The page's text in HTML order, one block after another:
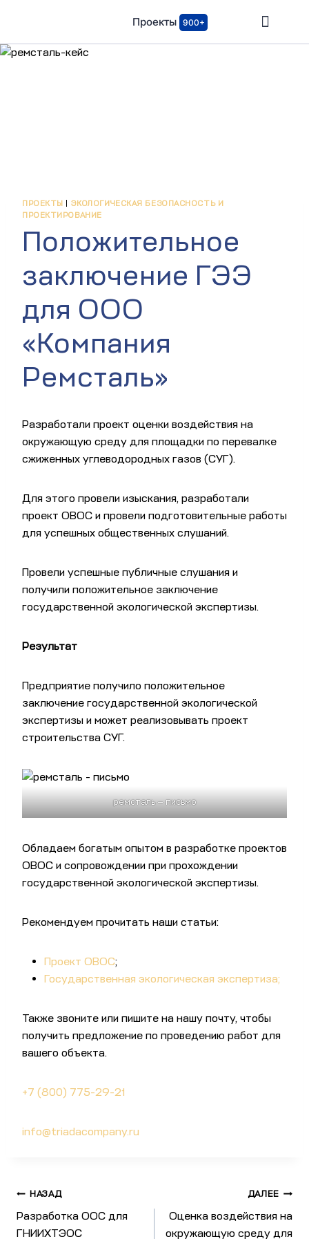
Проекты 900+
ПРОЕКТЫ | ЭКОЛОГИЧЕСКАЯ БЕЗОПАСНОСТЬ И
ПРОЕКТИРОВАНИЕ
Положительное
заключение ГЭЭ
для ООО
«Компания
Ремсталь»
Разработали проект оценки воздействия на
окружающую среду для площадки по перевалке
сжиженных углеводородных газов (СУГ).
Для этого провели изыскания, разработали
проект ОВОС и провели подготовительные работы
для успешных общественных слушаний.
Провели успешные публичные слушания и
получили положительное заключение
государственной экологической экспертизы.
Результат
Предприятие получило положительное
заключение государственной экологической
экспертизы и может реализовывать проект
строительства СУГ.
ремсталь — письмо
Обладаем богатым опытом в разработке проектов
ОВОС и сопровождении при прохождении
государственной экологической экспертизы.
Рекомендуем прочитать наши статьи:
Проект ОВОС;
Государственная экологическая экспертиза;
Также звоните или пишите на нашу почту, чтобы
получить предложение по проведению работ для
вашего объекта.
+7 (800) 775-29-21
info@triadacompany.ru
НАЗАД
Разработка ООС для
ГНИИХТЭОС
ДАЛЕЕ
Оценка воздействия на
окружающую среду для